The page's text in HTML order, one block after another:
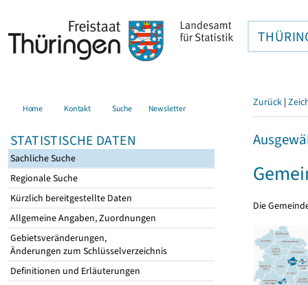
Home Kontakt Suche Newsletter
STATISTISCHE DATEN
Sachliche Suche
Regionale Suche
Kürzlich bereitgestellte Daten
Allgemeine Angaben, Zuordnungen
Gebietsveränderungen,
Änderungen zum Schlüsselverzeichnis
Definitionen und Erläuterungen
Zurück |
Die